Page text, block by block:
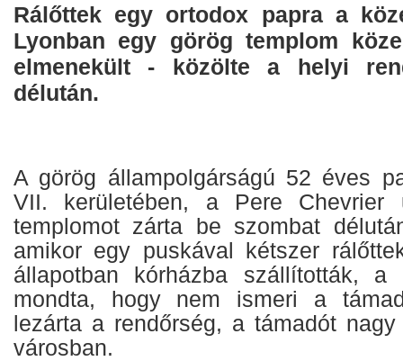
Rálőttek egy ortodox papra a
Lyonban egy görög templom
elmenekült - közölte a helyi
délután.
A görög állampolgárságú 52 éves
VII. kerületében, a Pere Chevrier
templomot zárta be szombat
amikor egy puskával kétszer
állapotban kórházba szállították, a
mondta, hogy nem ismeri a
lezárta a rendőrség, a támadót
városban.